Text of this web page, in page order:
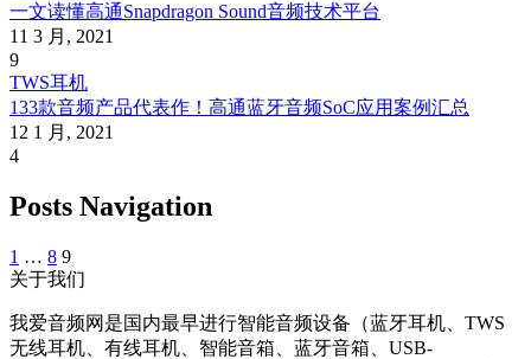
一文读懂高通Snapdragon Sound音频技术平台
11 3 月, 2021
9
TWS耳机
133款音频产品代表作！高通蓝牙音频SoC应用案例汇总
12 1 月, 2021
4
Posts Navigation
1 … 8 9
关于我们
我爱音频网是国内最早进行智能音频设备（蓝牙耳机、TWS
无线耳机、有线耳机、智能音箱、蓝牙音箱、USB-